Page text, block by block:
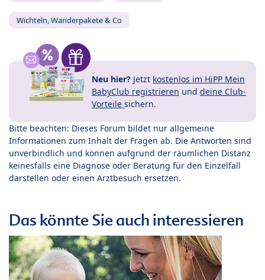
Wichteln, Wanderpakete & Co
Neu hier? Jetzt kostenlos im HiPP Mein
BabyClub registrieren und deine Club-
Vorteile sichern.
Bitte beachten: Dieses Forum bildet nur allgemeine
Informationen zum Inhalt der Fragen ab. Die Antworten sind
unverbindlich und können aufgrund der räumlichen Distanz
keinesfalls eine Diagnose oder Beratung für den Einzelfall
darstellen oder einen Arztbesuch ersetzen.
Das könnte Sie auch interessieren